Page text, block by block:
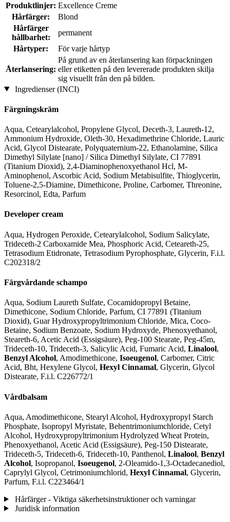
Produktlinjer: Excellence Creme
Hårfärger:
Blond
Hårfärger
hållbarhet:
permanent
Hårtyper:
För varje hårtyp
Återlansering:
På grund av en återlansering kan förpackningen
eller etiketten på den levererade produkten skilja
sig visuellt från den på bilden.
Ingredienser (INCI)
Färgningskräm
Aqua, Cetearylalcohol, Propylene Glycol, Deceth-3, Laureth-12,
Ammonium Hydroxide, Oleth-30, Hexadimethrine Chloride, Lauric
Acid, Glycol Distearate, Polyquaternium-22, Ethanolamine, Silica
Dimethyl Silylate [nano] / Silica Dimethyl Silylate, CI 77891
(Titanium Dioxid), 2,4-Diaminophenoxyethanol Hcl, M-
Aminophenol, Ascorbic Acid, Sodium Metabisulfite, Thioglycerin,
Toluene-2,5-Diamine, Dimethicone, Proline, Carbomer, Threonine,
Resorcinol, Edta, Parfum
Developer cream
Aqua, Hydrogen Peroxide, Cetearylalcohol, Sodium Salicylate,
Trideceth-2 Carboxamide Mea, Phosphoric Acid, Ceteareth-25,
Tetrasodium Etidronate, Tetrasodium Pyrophosphate, Glycerin, F.i.l.
C202318/2
Färgvårdande schampo
Aqua, Sodium Laureth Sulfate, Cocamidopropyl Betaine,
Dimethicone, Sodium Chloride, Parfum, CI 77891 (Titanium
Dioxid), Guar Hydroxypropyltrimonium Chloride, Mica, Coco-
Betaine, Sodium Benzoate, Sodium Hydroxyde, Phenoxyethanol,
Steareth-6, Acetic Acid (Essigsäure), Peg-100 Stearate, Peg-45m,
Trideceth-10, Trideceth-3, Salicylic Acid, Fumaric Acid, Linalool,
Benzyl Alcohol, Amodimethicone, Isoeugenol, Carbomer, Citric
Acid, Bht, Hexylene Glycol, Hexyl Cinnamal, Glycerin, Glycol
Distearate, F.i.l. C226772/1
Vårdbalsam
Aqua, Amodimethicone, Stearyl Alcohol, Hydroxypropyl Starch
Phosphate, Isopropyl Myristate, Behentrimoniumchloride, Cetyl
Alcohol, Hydroxypropyltrimonium Hydrolyzed Wheat Protein,
Phenoxyethanol, Acetic Acid (Essigsäure), Peg-150 Distearate,
Trideceth-5, Trideceth-6, Trideceth-10, Panthenol, Linalool, Benzyl
Alcohol, Isopropanol, Isoeugenol, 2-Oleamido-1,3-Octadecanediol,
Caprylyl Glycol, Cetrimoniumchlorid, Hexyl Cinnamal, Glycerin,
Parfum, F.i.l. C223464/1
Hårfärger - Viktiga säkerhetsinstruktioner och varningar
Juridisk information